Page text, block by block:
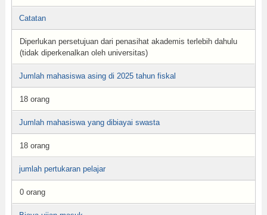
Catatan
Diperlukan persetujuan dari penasihat akademis terlebih dahulu
(tidak diperkenalkan oleh universitas)
Jumlah mahasiswa asing di 2025 tahun fiskal
18 orang
Jumlah mahasiswa yang dibiayai swasta
18 orang
jumlah pertukaran pelajar
0 orang